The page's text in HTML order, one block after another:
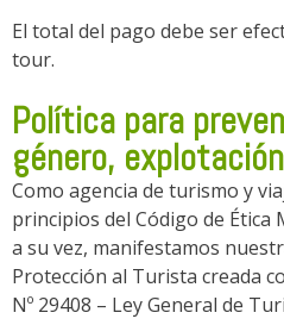
El total del pago debe ser
tour.
Política para
género,
Como agencia de turismo y
principios del Código de
a su vez, manifestamos
Protección al Turista creada
Nº 29408 – Ley General de